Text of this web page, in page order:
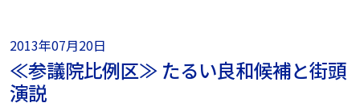
2013年07月20日
≪参議院比例区≫ たるい良和候補と街頭
演説